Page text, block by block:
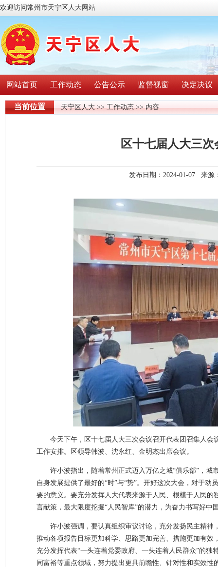
欢迎访问常州市天宁区人大网站
网站首页 工作动态 公告公示 监督视窗 决定决议
当前位置 天宁区人大>>工作动态>> 内容
区十七届人大三
发布日期：2024-01-07 来源
今天下午，区十七届人大三次会议召开代表团召集人
工作安排。区领导韩波、沈永红、金明杰出席会议。
许小波指出，随着常州正式迈入万亿之城“俱乐部”，
自身发展提供了最好的“时”与“势”。开好这次大会，对于
要的意义。要充分发挥人大代表来源于人民、根植于人民
言献策，最大限度挖掘“人民智库”的潜力，为奋力书写好中
许小波强调，要认真组织审议讨论，充分发扬民主精
推动各项报告目标更加科学、思路更加完善、措施更加有
充分发挥代表“一头连着党委政府、一头连着人民群众”的
同富裕等重点领域，努力提出更具前瞻性、针对性和实效